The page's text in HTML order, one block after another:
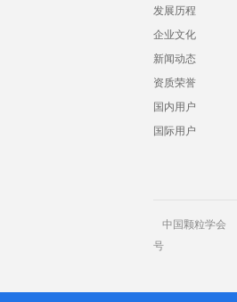
发展历程
企业文化
新闻动态
资质荣誉
国内用户
国际用户
中国颗粒学会
号